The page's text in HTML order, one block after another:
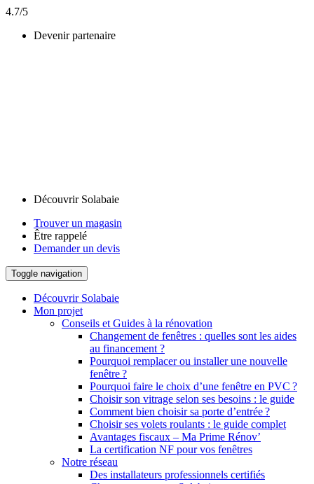
4.7/5
Devenir partenaire
Découvrir Solabaie
Trouver un magasin
Être rappelé
Demander un devis
Toggle navigation
Découvrir Solabaie
Mon projet
Conseils et Guides à la rénovation
Changement de fenêtres : quelles sont les aides
au financement ?
Pourquoi remplacer ou installer une nouvelle
fenêtre ?
Pourquoi faire le choix d’une fenêtre en PVC ?
Choisir son vitrage selon ses besoins : le guide
Comment bien choisir sa porte d’entrée ?
Choisir ses volets roulants : le guide complet
Avantages fiscaux – Ma Prime Rénov’
La certification NF pour vos fenêtres
Notre réseau
Des installateurs professionnels certifiés